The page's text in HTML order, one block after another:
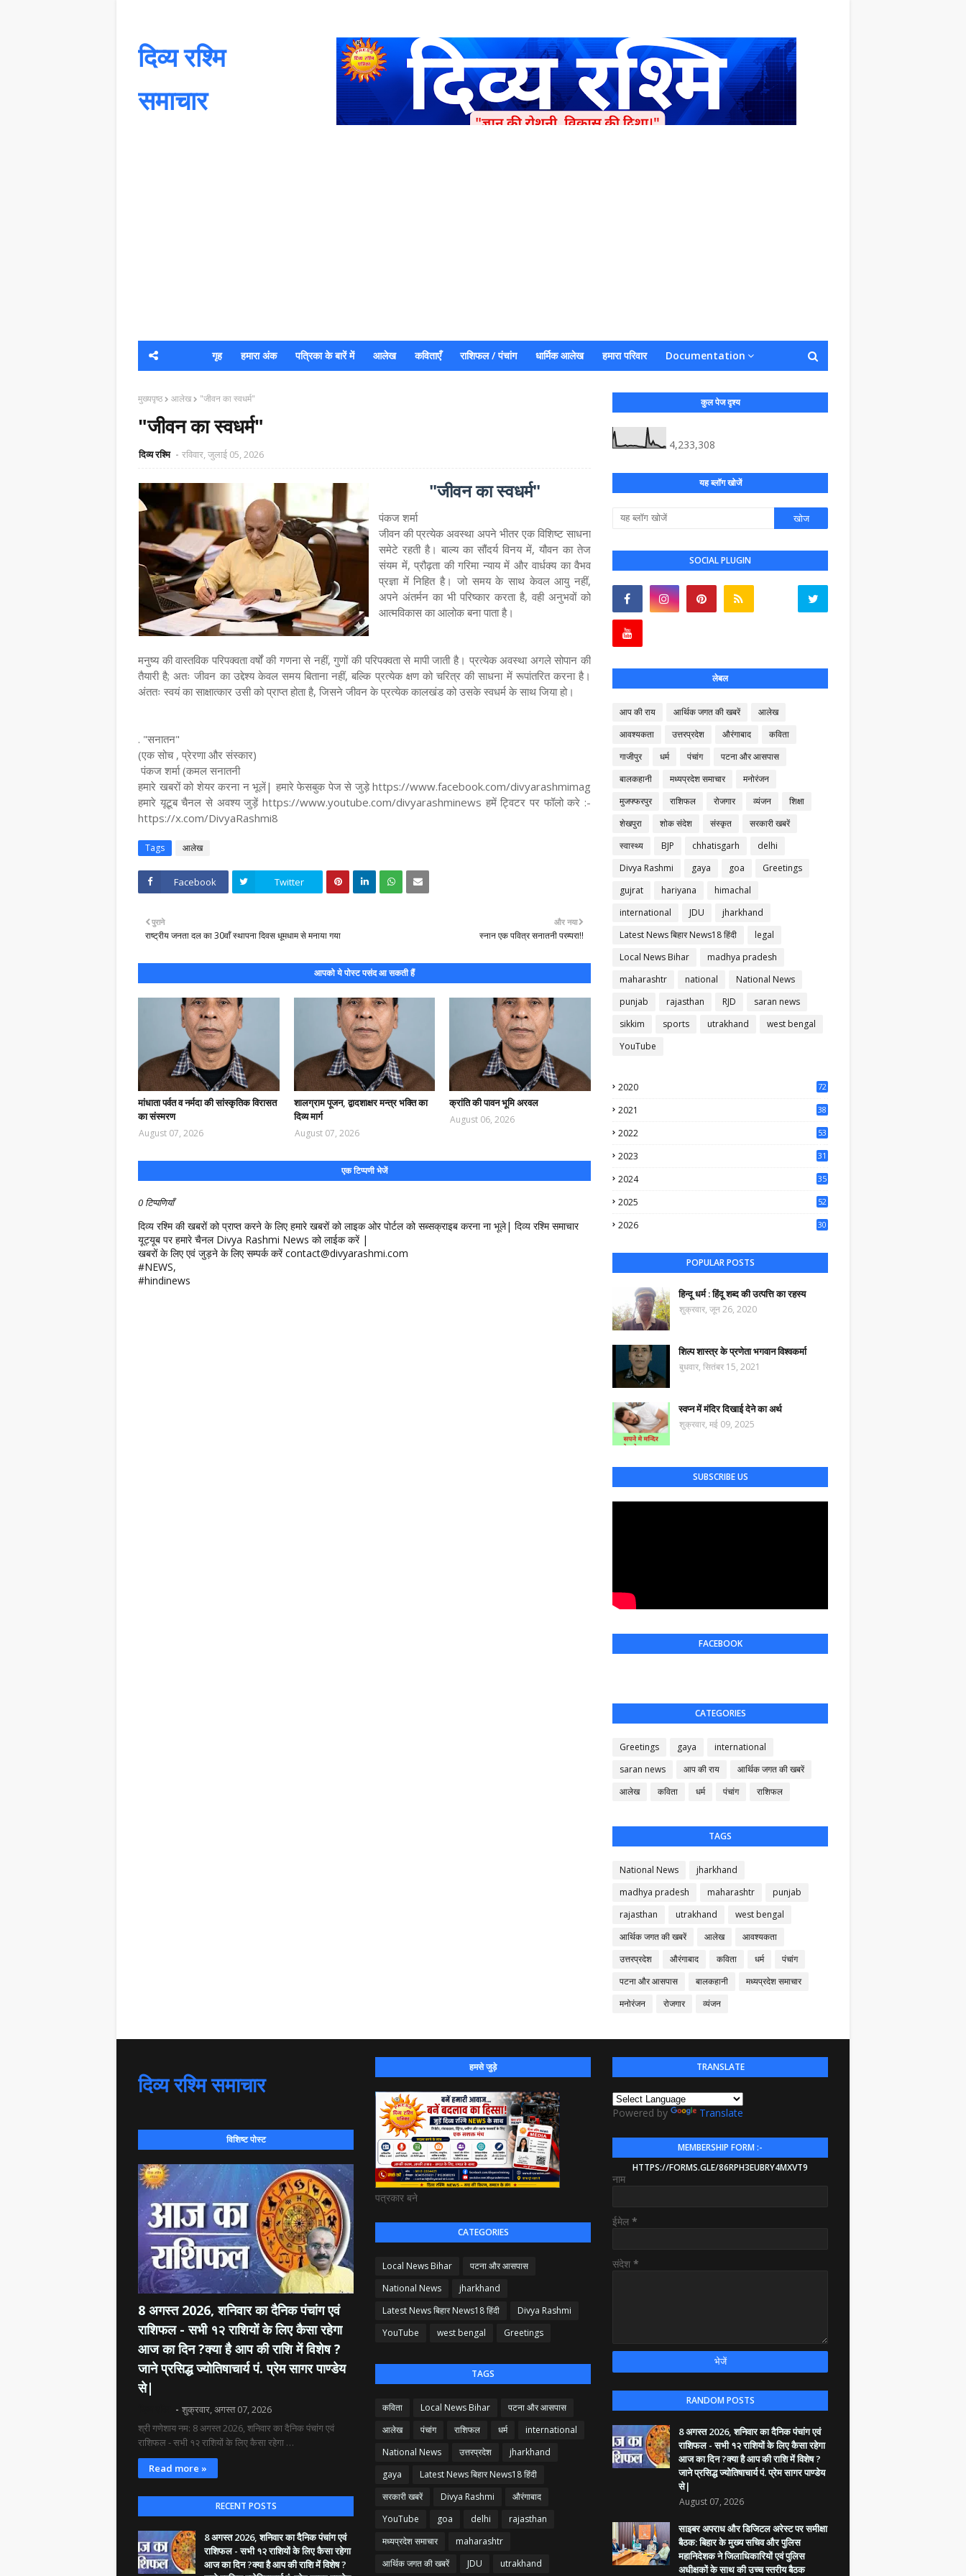
दिव्य रश्मि
समाचार
गृह हमारा अंक पत्रिका के बारें में आलेख कविताएँ राशिफल / पंचांग धार्मिक आलेख हमारा परिवार Documentation
मुख्यपृष्ठ आलेख "जीवन का स्वधर्म"
"जीवन का स्वधर्म"
दिव्य रश्मि रविवार, जुलाई 05, 2026
"जीवन का स्वधर्म"
पंकज शर्मा
जीवन की प्रत्येक अवस्था अपने भीतर एक विशिष्ट साधना
समेटे रहती है। बाल्य का सौंदर्य विनय में, यौवन का तेज
संयम में, प्रौढ़ता की गरिमा न्याय में और वार्धक्य का वैभव
प्रज्ञा में निहित है। जो समय के साथ केवल आयु नहीं,
अपने अंतर्मन का भी परिष्कार करता है, वही अनुभवों को
आत्मविकास का आलोक बना पाता है।
मनुष्य की वास्तविक परिपक्वता वर्षों की गणना से नहीं, गुणों की परिपक्वता से मापी जाती है। प्रत्येक अवस्था अगले सोपान की
तैयारी है; अतः जीवन का उद्देश्य केवल समय बिताना नहीं, बल्कि प्रत्येक क्षण को चरित्र की साधना में रूपांतरित करना है।
अंततः स्वयं का साक्षात्कार उसी को प्राप्त होता है, जिसने जीवन के प्रत्येक कालखंड को उसके स्वधर्म के साथ जिया हो।
. "सनातन"
(एक सोच , प्रेरणा और संस्कार)
पंकज शर्मा (कमल सनातनी
हमारे खबरों को शेयर करना न भूलें| हमारे फेसबुक पेज से जुड़े https://www.facebook.com/divyarashmimag
हमारे यूटूब चैनल से अवश्य जुड़ें https://www.youtube.com/divyarashminews हमें ट्विटर पर फॉलो करे :-
https://x.com/DivyaRashmi8
Tags आलेख
Facebook Twitter
और नया
स्नान एक पवित्र सनातनी परम्परा!!
पुराने
राष्ट्रीय जनता दल का 30वाँ स्थापना दिवस धूमधाम से मनाया गया
आपको ये पोस्ट पसंद आ सकती हैं
मांधाता पर्वत व नर्मदा की सांस्कृतिक विरासत
का संस्मरण
August 07, 2026
शालग्राम पूजन, द्वादशाक्षर मन्त्र भक्ति का
दिव्य मार्ग
August 07, 2026
क्रांति की पावन भूमि अरवल
August 06, 2026
एक टिप्पणी भेजें
0 टिप्पणियाँ
दिव्य रश्मि की खबरों को प्राप्त करने के लिए हमारे खबरों को लाइक ओर पोर्टल को सब्सक्राइब करना ना भूले| दिव्य रश्मि समाचार
यूट्यूब पर हमारे चैनल Divya Rashmi News को लाईक करें |
खबरों के लिए एवं जुड़ने के लिए सम्पर्क करें contact@divyarashmi.com
#NEWS,
#hindinews
कुल पेज दृश्य
4,233,308
यह ब्लॉग खोजें
SOCIAL PLUGIN
लेबल
आप की राय आर्थिक जगत की खबरें
आलेख
आवश्यकता
उत्तरप्रदेश औरंगाबाद
कविता
गाजीपुर
धर्म पंचांग
पटना और आसपास
बालकहानी
मध्यप्रदेश समाचार
मनोरंजन
मुजफ्फरपुर
राशिफल रोजगार व्यंजन
शिक्षा
शेखपुरा
शोक संदेश संस्कृत
सरकारी खबरें
स्वास्थ्य
BJP chhatisgarh
delhi
Divya Rashmi
gaya goa
Greetings
gujrat
hariyana
himachal
international
JDU
jharkhand
Latest News बिहार News18 हिंदी
legal
Local News Bihar
madhya pradesh
maharashtr
national
National News
punjab
rajasthan RJD
saran news
sikkim
sports utrakhand
west bengal
YouTube
2020
72
2021
38
2022
53
2023
31
2024
35
2025
52
2026
30
POPULAR POSTS
हिन्दू धर्म : हिंदू शब्द की उत्पत्ति का रहस्य
शुक्रवार, जून 26, 2020
शिल्प शास्त्र के प्रणेता भगवान विश्वकर्मा
बुधवार, सितंबर 15, 2021
स्वप्न में मंदिर दिखाई देने का अर्थ
शुक्रवार, मई 09, 2025
SUBSCRIBE US
FACEBOOK
CATEGORIES
Greetings gaya
international
saran news
आप की राय
आर्थिक जगत की खबरें
आलेख
कविता धर्म पंचांग राशिफल
TAGS
National News
jharkhand
madhya pradesh
maharashtr
punjab
rajasthan
utrakhand
west bengal
आर्थिक जगत की खबरें
आलेख
आवश्यकता
उत्तरप्रदेश
औरंगाबाद कविता धर्म
पंचांग
पटना और आसपास
बालकहानी
मध्यप्रदेश समाचार
मनोरंजन
रोजगार व्यंजन
दिव्य रश्मि समाचार
विशिष्ट पोस्ट
8 अगस्त 2026, शनिवार का दैनिक पंचांग एवं
राशिफल - सभी १२ राशियों के लिए कैसा रहेगा
आज का दिन ?क्या है आप की राशि में विशेष ?
जाने प्रसिद्ध ज्योतिषाचार्य पं. प्रेम सागर पाण्डेय
से|
शुक्रवार, अगस्त 07, 2026
श्री गणेशाय नम: 8 अगस्त 2026, शनिवार का दैनिक पंचांग एवं
राशिफल - सभी १२ राशियों के लिए कैसा रहेगा …
Read more »
RECENT POSTS
8 अगस्त 2026, शनिवार का दैनिक पंचांग एवं
राशिफल - सभी १२ राशियों के लिए कैसा रहेगा
आज का दिन ?क्या है आप की राशि में विशेष ?
हमसे जुड़े
पत्रकार बने
CATEGORIES
Local News Bihar
पटना और आसपास
National News
jharkhand
Latest News बिहार News18 हिंदी
Divya Rashmi
YouTube
west bengal Greetings
TAGS
कविता Local News Bihar
पटना और आसपास
आलेख
पंचांग राशिफल धर्म
international
National News
उत्तरप्रदेश
jharkhand
gaya
Latest News बिहार News18 हिंदी
सरकारी खबरें
Divya Rashmi
औरंगाबाद
YouTube
goa delhi
rajasthan
मध्यप्रदेश समाचार
maharashtr
आर्थिक जगत की खबरें
JDU utrakhand
TRANSLATE
Powered by Translate
MEMBERSHIP FORM :-
HTTPS://FORMS.GLE/86RPH3EUBRY4MXVT9
नाम
ईमेल *
संदेश *
RANDOM POSTS
8 अगस्त 2026, शनिवार का दैनिक पंचांग एवं
राशिफल - सभी १२ राशियों के लिए कैसा रहेगा
आज का दिन ?क्या है आप की राशि में विशेष ?
जाने प्रसिद्ध ज्योतिषाचार्य पं. प्रेम सागर पाण्डेय
से|
August 07, 2026
साइबर अपराध और डिजिटल अरेस्ट पर समीक्षा
बैठक: बिहार के मुख्य सचिव और पुलिस
महानिदेशक ने जिलाधिकारियों एवं पुलिस
अधीक्षकों के साथ की उच्च स्तरीय बैठक